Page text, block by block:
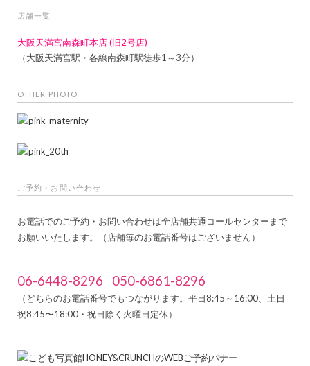
店舗一覧
大阪天満宮南森町本店 (旧2号店)
（大阪天満宮駅・各線南森町駅徒歩1～3分）
OTHER PHOTO
ご予約・お問い合わせ
お電話でのご予約・お問い合わせは全店舗共通コールセンターまで
お願いいたします。（店舗毎のお電話番号はございません）
06-6448-8296 050-6861-8296
（どちらのお電話番号でもつながります。平日8:45～16:00、土日
祝8:45〜18:00・祝日除く火曜日定休）